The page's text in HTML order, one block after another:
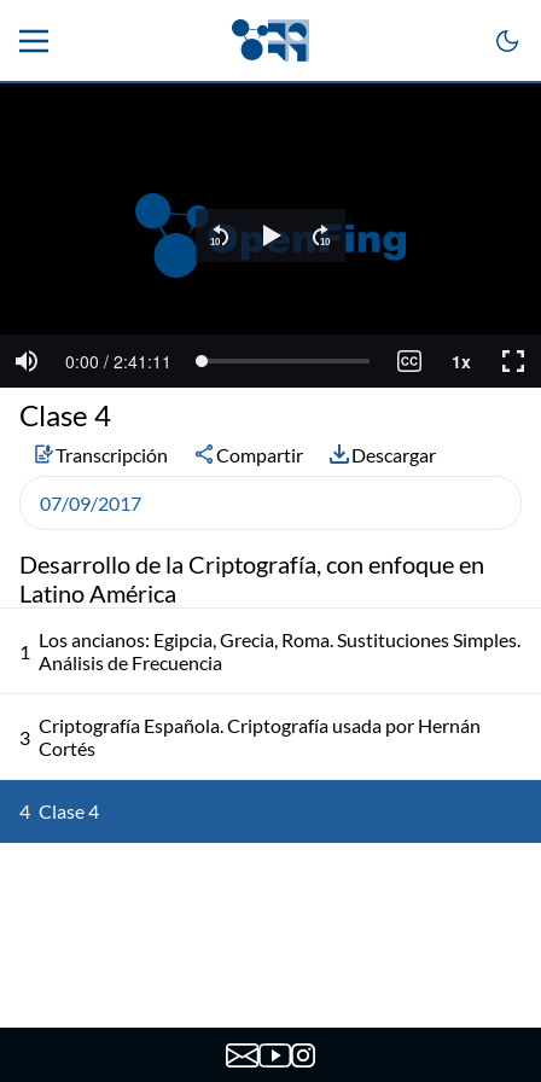
Desarrollo de la Criptografía, con enfoque en
Latino América
1 Los ancianos: Egipcia, Grecia, Roma. Sustituciones Simples.
Análisis de Frecuencia
3 Criptografía Española. Criptografía usada por Hernán
Cortés
4 Clase 4
Clase 4
Transcripción Compartir Descargar
07/09/2017